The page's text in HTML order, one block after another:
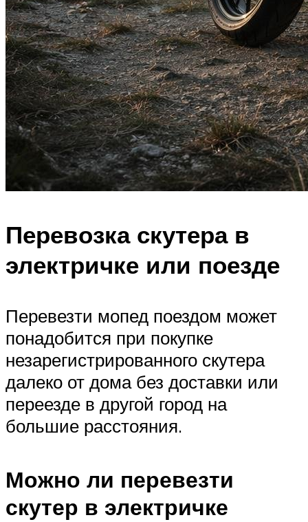
Перевозка скутера в
электричке или поезде
Перевезти мопед поездом может
понадобится при покупке
незарегистрированного скутера
далеко от дома без доставки или
переезде в другой город на
большие расстояния.
Можно ли перевезти
скутер в электричке